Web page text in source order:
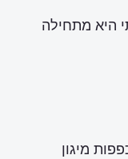
היא מתחילה
מיגון